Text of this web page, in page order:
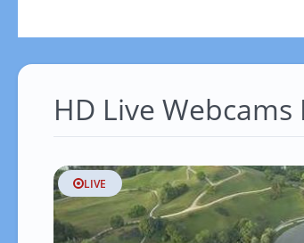
HD Live Webcams
LIVE